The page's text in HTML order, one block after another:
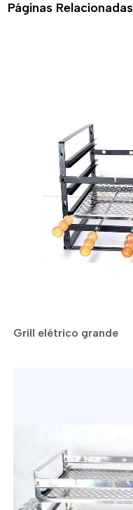
Páginas Relacionadas
Grill elétrico grande